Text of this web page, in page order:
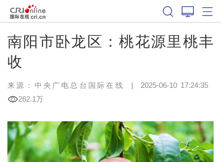
南阳市卧龙区：桃花源里桃丰
收
来源：中央广电总台国际在线 | 2025-06-10 17:24:35
262.1万